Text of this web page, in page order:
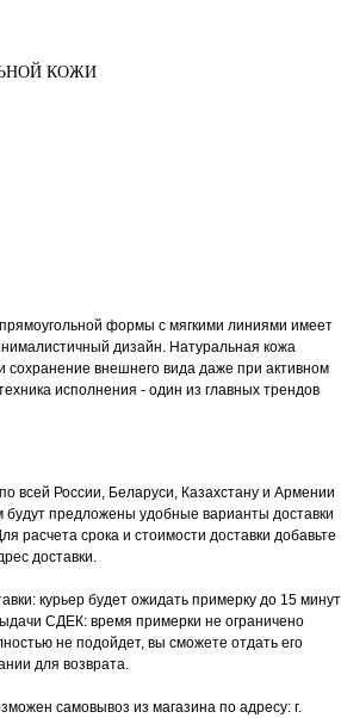
КОЖИ
формы с мягкими линиями имеет
дизайн. Натуральная кожа
сохранение внешнего вида даже при активном
исполнения - один из главных трендов
всей России, Беларуси, Казахстану и Армении
предложены удобные варианты доставки
расчета срока и стоимости доставки добавьте
доставки.
курьер будет ожидать примерку до 15 минут
СДЕК: время примерки не ограничено
не подойдет, вы сможете отдать его
для возврата.
самовывоз из магазина по адресу: г.